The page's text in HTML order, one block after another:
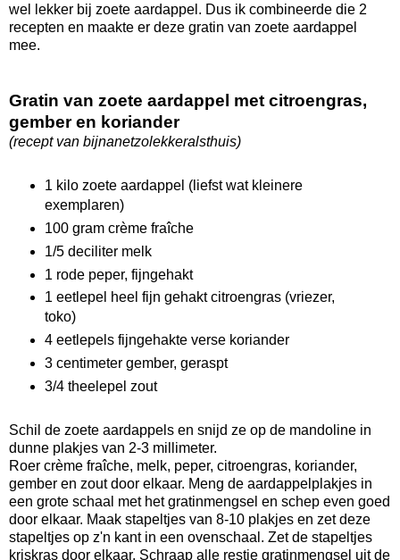
wel lekker bij zoete aardappel. Dus ik combineerde die 2
recepten en maakte er deze gratin van zoete aardappel
mee.
Gratin van zoete aardappel met citroengras,
gember en koriander
(recept van bijnanetzolekkeralsthuis)
1 kilo zoete aardappel (liefst wat kleinere
exemplaren)
100 gram crème fraîche
1/5 deciliter melk
1 rode peper, fijngehakt
1 eetlepel heel fijn gehakt citroengras (vriezer,
toko)
4 eetlepels fijngehakte verse koriander
3 centimeter gember, geraspt
3/4 theelepel zout
Schil de zoete aardappels en snijd ze op de mandoline in
dunne plakjes van 2-3 millimeter.
Roer crème fraîche, melk, peper, citroengras, koriander,
gember en zout door elkaar. Meng de aardappelplakjes in
een grote schaal met het gratinmengsel en schep even goed
door elkaar. Maak stapeltjes van 8-10 plakjes en zet deze
stapeltjes op z'n kant in een ovenschaal. Zet de stapeltjes
kriskras door elkaar. Schraap alle restje gratinmengsel uit de